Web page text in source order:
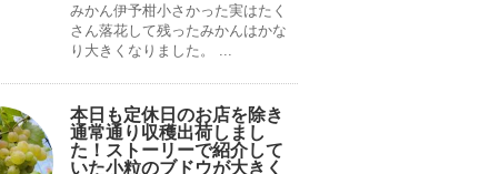
みかん伊予柑小さかった実はたく
さん落花して残ったみかんはかな
り大きくなりました。 ...
本日も定休日のお店を除き
通常通り収穫出荷しまし
た！ストーリーで紹介して
いた小粒のブドウが大きく